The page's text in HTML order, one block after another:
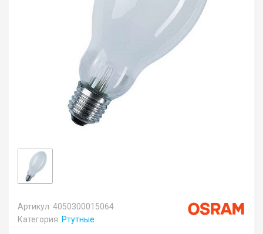
Артикул: 4050300015064
Категория: Ртутные